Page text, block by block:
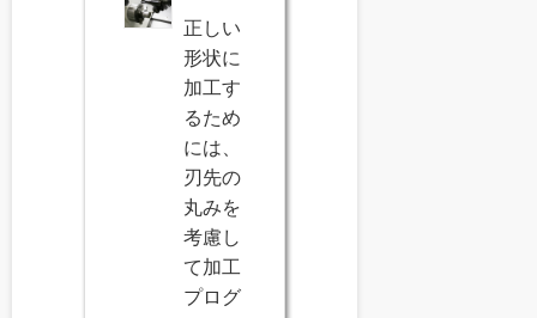
正しい
形状に
加工す
るため
には、
刃先の
丸みを
考慮し
て加工
プログ